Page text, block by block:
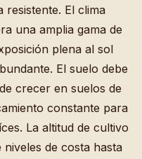
resistente. El clima
una amplia gama de
plena al sol
El suelo debe
crecer en suelos de
constante para
La altitud de cultivo
niveles de costa hasta